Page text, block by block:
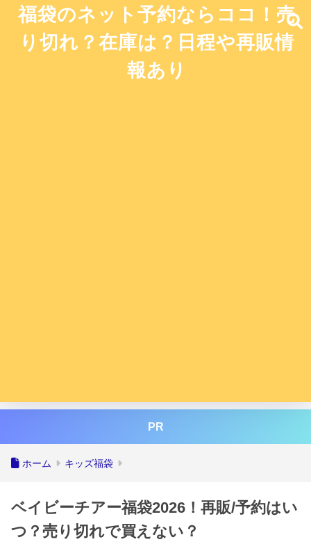
福袋のネット予約ならココ！売
り切れ？在庫は？日程や再販情
報あり
PR
ホーム キッズ福袋
ベイビーチアー福袋2026！再販/予約はい
つ？売り切れで買えない？